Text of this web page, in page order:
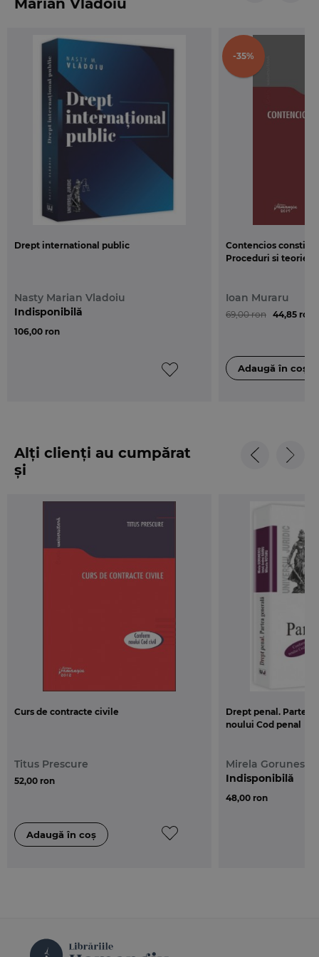
perspectiva fiecarei infractiuni, unde, asa cum am
obisnuit deja cititorul nostru, am folosit anumiti
termeni personalizati, pe care noi ii consideram
proprii pentru ceea ce reprezinta. Astfel, am
prezentat obiectul protectiei penale (obiectul
juridic si obiectul material), subiectii, conditia
premisa, continutul constitutiv (latura obiectiva si
latura subiectiva), formele, modalitatile si
sanctiunile, explicatii de interes practic (legatura cu
alte infractiuni si aspecte procesuale) si, in final,
evoluta legislativa.
Consideram ca prezentul curs poate fi un
presupun cunoasterea prevederilor dreptului
penal special.
Marian Vladoiu
Drept international public
Nasty Marian Vladoiu
106,00 ron
Indisponibilă
-35%
Contencios
Proceduri si teorie
Ioan Muraru
69,00 ron 44,85 ron
Alți clienți au cumpărat
și
Curs de contracte civile
Titus Prescure
52,00 ron
Drept penal. Partea
noului Cod penal
Mirela Gorunescu
48,00 ron
Indisponibilă